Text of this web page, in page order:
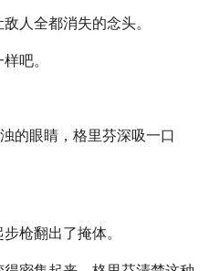
人全都消失的念头。
吧。
的眼睛，格里芬深吸一口
枪翻出了掩体。